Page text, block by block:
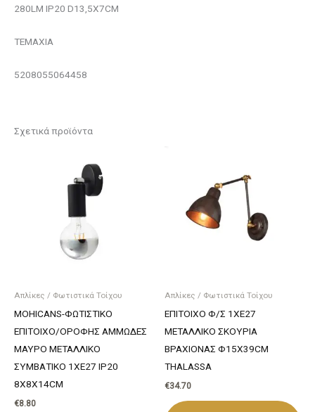
280LM IP20 D13,5X7CM
ΤΕΜΑΧΙΑ
5208055064458
Σχετικά προϊόντα
Απλίκες / Φωτιστικά Τοίχου
MOHICANS-ΦΩΤΙΣΤΙΚΟ
ΕΠΙΤΟΙΧΟ/ΟΡΟΦΗΣ ΑΜΜΩΔΕΣ
ΜΑΥΡΟ ΜΕΤΑΛΛΙΚΟ
ΣΥΜΒΑΤΙΚΟ 1ΧΕ27 IP20
8Χ8Χ14CM
€8.80
Απλίκες / Φωτιστικά Τοίχου
ΕΠΙΤΟΙΧΟ Φ/Σ 1ΧΕ27
ΜΕΤΑΛΛΙΚΟ ΣΚΟΥΡΙΑ
ΒΡΑΧΙΟΝΑΣ Φ15Χ39CM
THALASSA
€34.70